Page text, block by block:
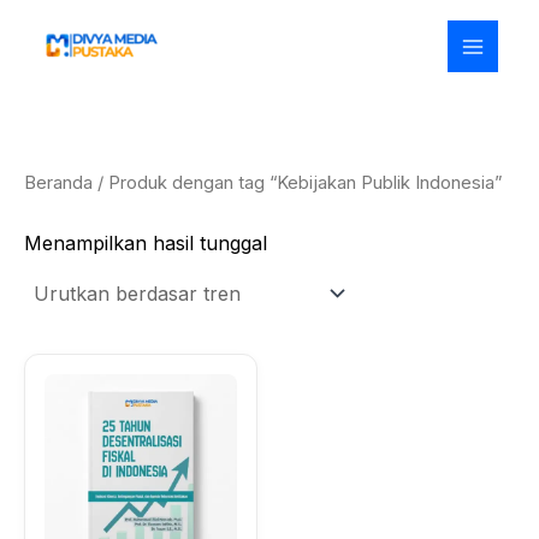
Beranda / Produk dengan tag “Kebijakan Publik Indonesia”
Menampilkan hasil tunggal